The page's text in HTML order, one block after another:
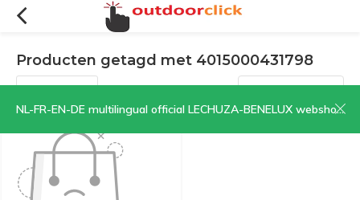
NL-FR-EN-DE multilingual official LECHUZA-BENELUX webshop | CLICK HERE NOW!
Producten getagd met 4015000431798
Filters Sorteren op: